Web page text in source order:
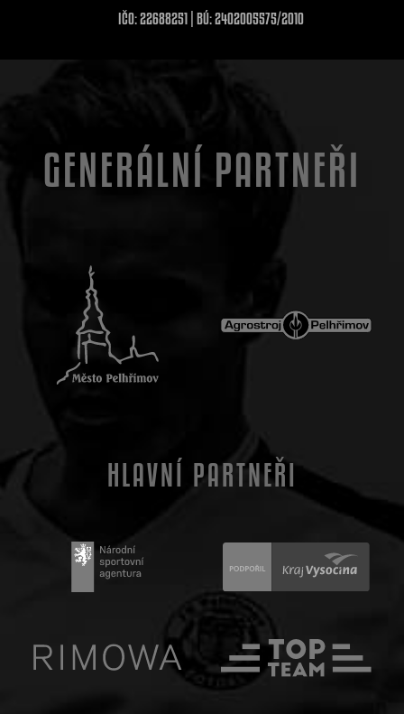
IČO: 22688251 | BÚ: 2402005575/2010
GENERÁLNÍ PARTNEŘI
HLAVNÍ PARTNEŘI